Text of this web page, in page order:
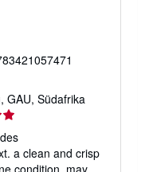
GAU, Südafrika
a clean and crisp